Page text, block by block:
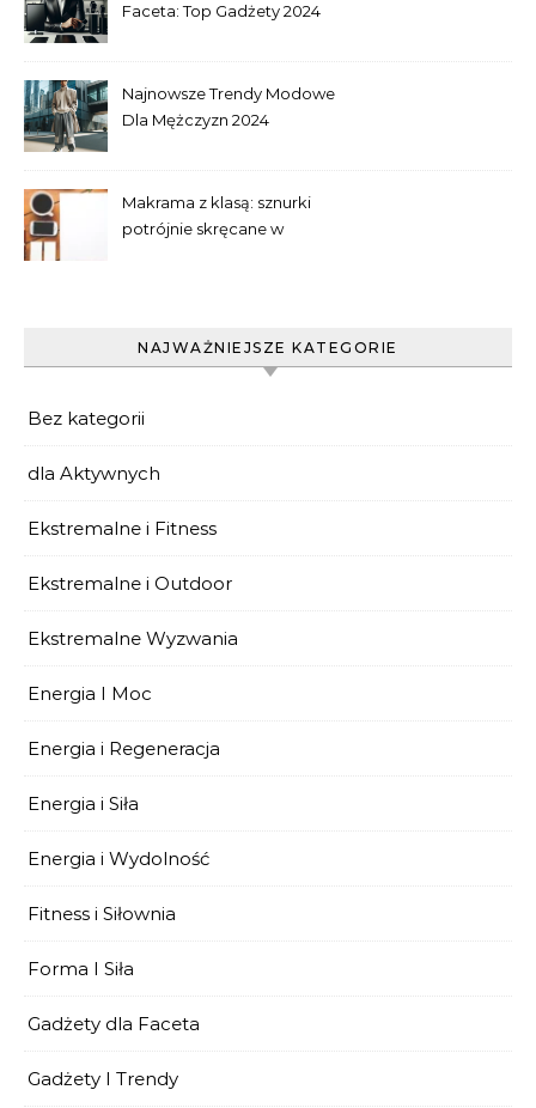
Faceta: Top Gadżety 2024
Najnowsze Trendy Modowe
Dla Mężczyzn 2024
Makrama z klasą: sznurki
potrójnie skręcane w
NAJWAŻNIEJSZE KATEGORIE
Bez kategorii
dla Aktywnych
Ekstremalne i Fitness
Ekstremalne i Outdoor
Ekstremalne Wyzwania
Energia I Moc
Energia i Regeneracja
Energia i Siła
Energia i Wydolność
Fitness i Siłownia
Forma I Siła
Gadżety dla Faceta
Gadżety I Trendy